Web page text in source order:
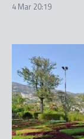
4 Mar 20:19